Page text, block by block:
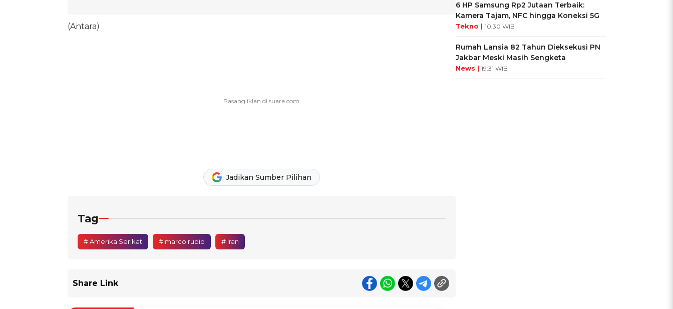
(Antara)
Jadikan Sumber Pilihan
Tag
# Amerika Serikat # marco rubio # Iran
Share Link
6 HP Samsung Rp2 Jutaan Terbaik:
Kamera Tajam, NFC hingga Koneksi 5G
Tekno | 10:30 WIB
Rumah Lansia 82 Tahun Dieksekusi PN
Jakbar Meski Masih Sengketa
News | 19:31 WIB